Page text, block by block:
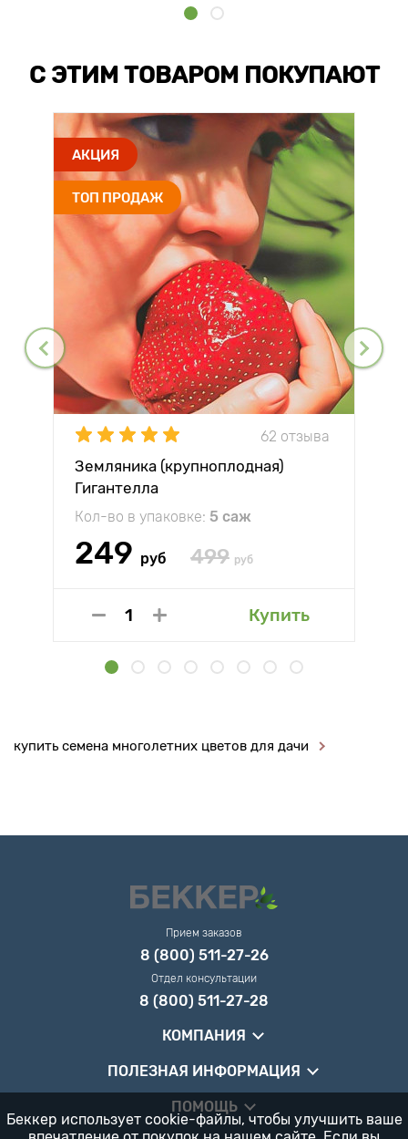
С ЭТИМ ТОВАРОМ ПОКУПАЮТ
АКЦИЯ
ТОП ПРОДАЖ
62 отзыва
Земляника (крупноплодная)
Гигантелла
Кол-во в упаковке: 5 саж
249 руб 499 руб
Купить
купить семена многолетних цветов для дачи
Прием заказов
8 (800) 511-27-26
Отдел консультации
8 (800) 511-27-28
КОМПАНИЯ
ПОЛЕЗНАЯ ИНФОРМАЦИЯ
ПОМОЩЬ
Беккер использует cookie-файлы, чтобы улучшить ваше